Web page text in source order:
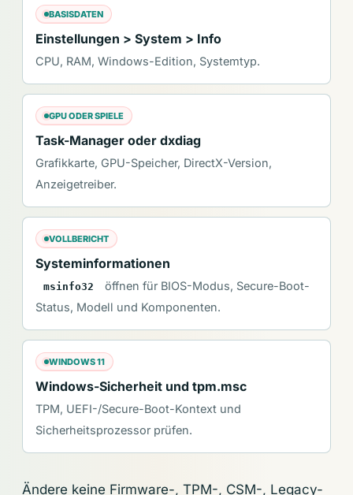
BASISDATEN
Einstellungen > System > Info
CPU, RAM, Windows-Edition, Systemtyp.
GPU ODER SPIELE
Task-Manager oder dxdiag
Grafikkarte, GPU-Speicher, DirectX-Version,
Anzeigetreiber.
VOLLBERICHT
Systeminformationen
msinfo32
öffnen für BIOS-Modus, Secure-Boot-
Status, Modell und Komponenten.
WINDOWS 11
Windows-Sicherheit und tpm.msc
TPM, UEFI-/Secure-Boot-Kontext und
Sicherheitsprozessor prüfen.
Ändere keine Firmware-, TPM-, CSM-, Legacy-